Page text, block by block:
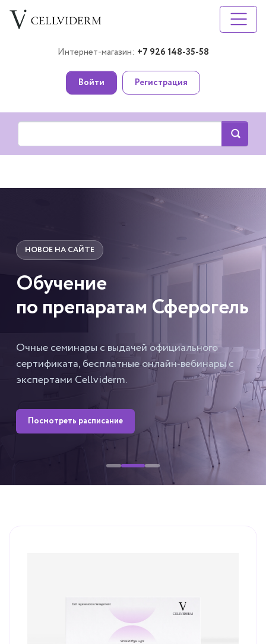
Интернет-магазин: +7 926 148-35-58
Войти Регистрация
НОВОЕ НА САЙТЕ
Обучение
по препаратам Сферогель
Очные семинары с выдачей официального
сертификата, бесплатные онлайн-вебинары с
экспертами Cellviderm.
Посмотреть расписание